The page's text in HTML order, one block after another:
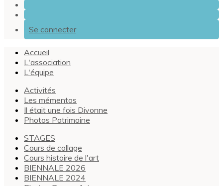
Se connecter
Accueil
L'association
L'équipe
Activités
Les mémentos
Il était une fois Divonne
Photos Patrimoine
STAGES
Cours de collage
Cours histoire de l'art
BIENNALE 2026
BIENNALE 2024